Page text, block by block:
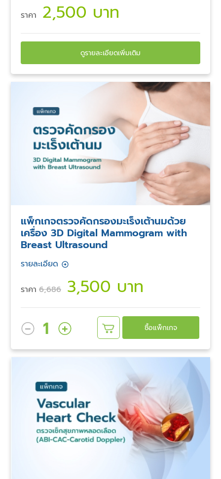
ราคา 2,500 บาท
ดูรายละเอียดเพิ่มเติม
แพ็กเกจตรวจคัดกรองมะเร็งเต้านมด้วย
เครื่อง 3D Digital Mammogram with
Breast Ultrasound
รายละเอียด
ราคา 6,686 3,500 บาท
1
ซื้อแพ็กเกจ